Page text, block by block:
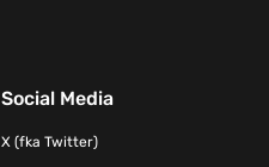
Social Media
X (fka Twitter)